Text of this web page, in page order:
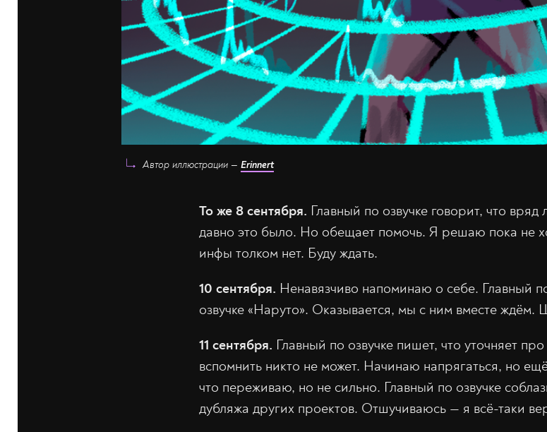
Автор иллюстрации — Erinnert
То же 8 сентября. Главный по озвучке говорит, что
давно это было. Но обещает помочь. Я решаю пока не
инфы толком нет. Буду ждать.
10 сентября. Ненавязчиво напоминаю о себе. Главный
озвучке «Наруто». Оказывается, мы с ним вместе ждём.
11 сентября. Главный по озвучке пишет, что уточняет
вспомнить никто не может. Начинаю напрягаться, но
что переживаю, но не сильно. Главный по озвучке
дубляжа других проектов. Отшучиваюсь — я всё-таки